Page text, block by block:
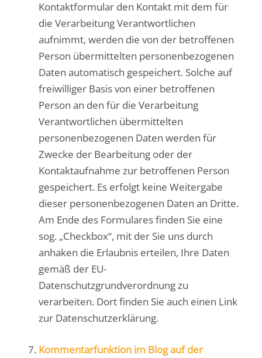
Kontaktformular den Kontakt mit dem für
die Verarbeitung Verantwortlichen
aufnimmt, werden die von der betroffenen
Person übermittelten personenbezogenen
Daten automatisch gespeichert. Solche auf
freiwilliger Basis von einer betroffenen
Person an den für die Verarbeitung
Verantwortlichen übermittelten
personenbezogenen Daten werden für
Zwecke der Bearbeitung oder der
Kontaktaufnahme zur betroffenen Person
gespeichert. Es erfolgt keine Weitergabe
dieser personenbezogenen Daten an Dritte.
Am Ende des Formulares finden Sie eine
sog. „Checkbox“, mit der Sie uns durch
anhaken die Erlaubnis erteilen, Ihre Daten
gemäß der EU-
Datenschutzgrundverordnung zu
verarbeiten. Dort finden Sie auch einen Link
zur Datenschutzerklärung.
Kommentarfunktion im Blog auf der